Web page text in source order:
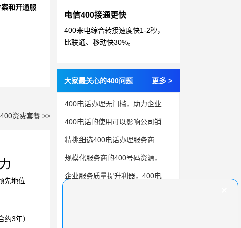
和开通服
资费套餐 >>
先地位
约3年）
电信400接通更快
400来电综合转接速度快1-2秒，
比联通、移动快30%。
大家最关心的400问题 更多 >
精挑细选400电话办理服务商